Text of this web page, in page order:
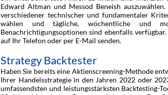
Edward Altman und Messod Beneish
verschiedener technischer und fundamentaler
wählen und tägliche, wöchentliche und
Benachrichtigungsoptionen sind ebenfalls
auf Ihr Telefon oder per E-Mail senden.
Strategy Backtester
Haben Sie bereits eine Aktienscreening-Methode
Ihrer Handelsstrategie in den Jahren 2022 oder
umfassendsten und leistungsstärksten Backtesting-